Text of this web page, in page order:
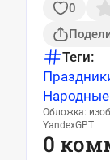
0
Теги:
Обложка:
YandexGPT
0